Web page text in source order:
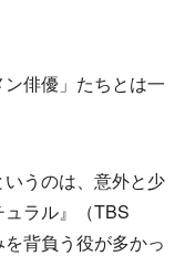
俳優」たちとは一
うのは、意外と少
ラル』（TBS
背負う役が多かっ